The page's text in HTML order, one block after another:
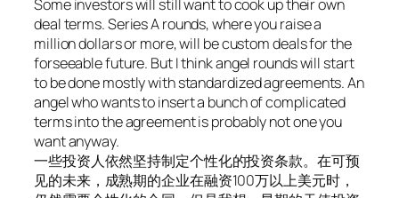
Some investors will still want to cook up their own
deal terms. Series A rounds, where you raise a
million dollars or more, will be custom deals for the
forseeable future. But I think angel rounds will start
to be done mostly with standardized agreements. An
angel who wants to insert a bunch of complicated
terms into the agreement is probably not one you
want anyway.
一些投资人依然坚持制定个性化的投资条款。在可预
见的未来，成熟期的企业在融资100万以上美元时，